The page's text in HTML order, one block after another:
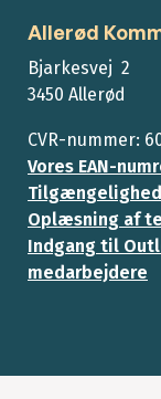
Allerød
Bjarkesvej 2
3450 Allerød
CVR-nummer:
Vores EAN-
Oplæsning af
Indgang til
medarbejdere